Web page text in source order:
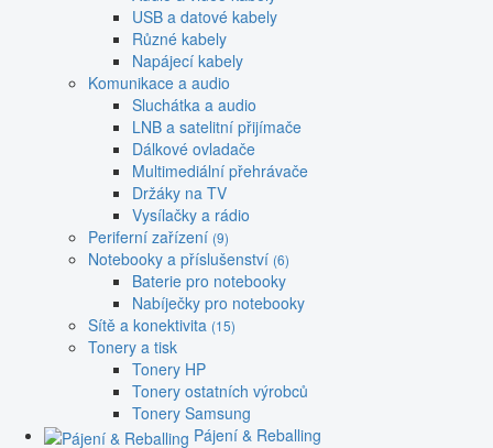
USB a datové kabely
Různé kabely
Napájecí kabely
Komunikace a audio
Sluchátka a audio
LNB a satelitní přijímače
Dálkové ovladače
Multimediální přehrávače
Držáky na TV
Vysílačky a rádio
Periferní zařízení (9)
Notebooky a příslušenství (6)
Baterie pro notebooky
Nabíječky pro notebooky
Sítě a konektivita (15)
Tonery a tisk
Tonery HP
Tonery ostatních výrobců
Tonery Samsung
Pájení & Reballing